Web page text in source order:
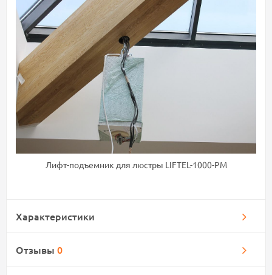
Лифт-подъемник для люстры LIFTEL-1000-PM
Характеристики
Отзывы 0